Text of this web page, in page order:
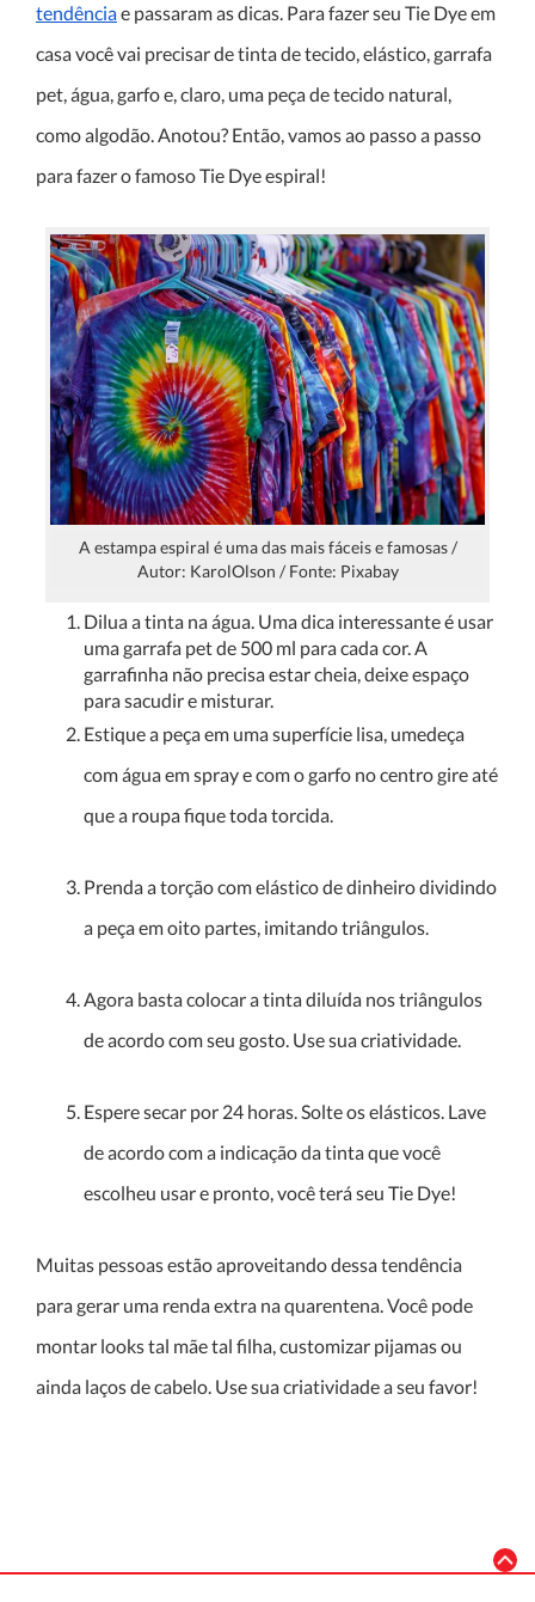
tendênciae passaram as dicas. Para fazer seu Tie Dye em
casa você vai precisar de tinta de tecido, elástico, garrafa
pet, água, garfo e, claro, uma peça de tecido natural,
como algodão. Anotou? Então, vamos ao passo a passo
para fazer o famoso Tie Dye espiral!
A estampa espiral é uma das mais fáceis e famosas /
Autor: KarolOlson / Fonte: Pixabay
Dilua a tinta na água. Uma dica interessante é usar
uma garrafa pet de 500 ml para cada cor. A
garrafinha não precisa estar cheia, deixe espaço
para sacudir e misturar.
Estique a peça em uma superfície lisa, umedeça
com água em spray e com o garfo no centro gire até
que a roupa fique toda torcida.
Prenda a torção com elástico de dinheiro dividindo
a peça em oito partes, imitando triângulos.
Agora basta colocar a tinta diluída nos triângulos
de acordo com seu gosto. Use sua criatividade.
Espere secar por 24 horas. Solte os elásticos. Lave
de acordo com a indicação da tinta que você
escolheu usar e pronto, você terá seu Tie Dye!
Muitas pessoas estão aproveitando dessa tendência
para gerar uma renda extra na quarentena. Você pode
montar looks tal mãe tal filha, customizar pijamas ou
ainda laços de cabelo. Use sua criatividade a seu favor!